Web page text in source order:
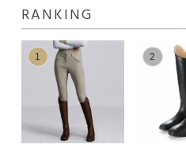
RANKING
1 2